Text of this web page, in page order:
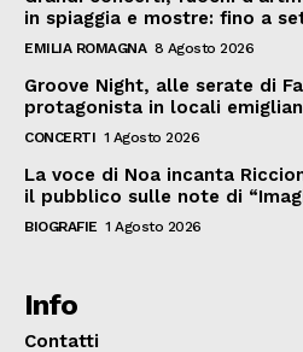
in spiaggia e mostre: fino a
EMILIA ROMAGNA 8 Agosto 2026
Groove Night, alle serate di
protagonista in locali
CONCERTI 1 Agosto 2026
La voce di Noa incanta
il pubblico sulle note di
BIOGRAFIE 1 Agosto 2026
Info
Contatti